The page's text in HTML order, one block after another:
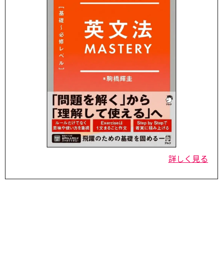
詳しく見る